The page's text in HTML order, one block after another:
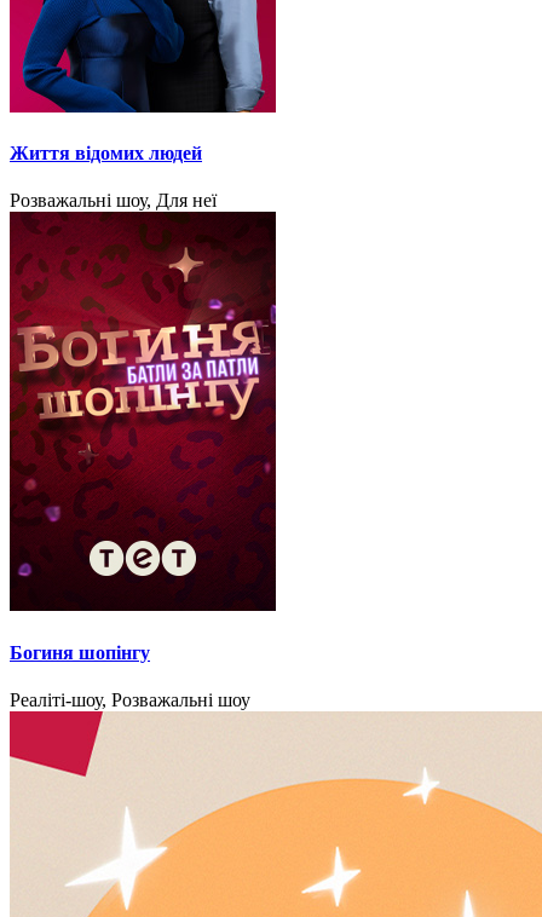
Життя відомих людей
Розважальні шоу, Для неї
Богиня шопінгу
Реаліті-шоу, Розважальні шоу